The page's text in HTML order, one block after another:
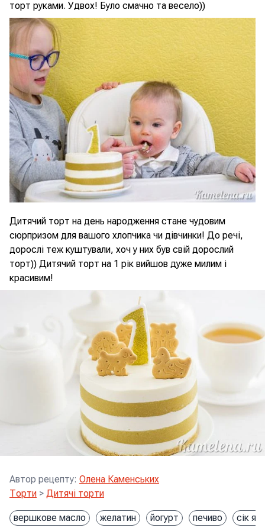
торт руками. Удвох! Було смачно та весело))
Дитячий торт на день народження стане чудовим
сюрпризом для вашого хлопчика чи дівчинки! До речі,
дорослі теж куштували, хоч у них був свій дорослий
торт)) Дитячий торт на 1 рік вийшов дуже милим і
красивим!
Автор рецепту: Олена Каменських
Торти > Дитячі торти
вершкове масло желатин йогурт печиво сік